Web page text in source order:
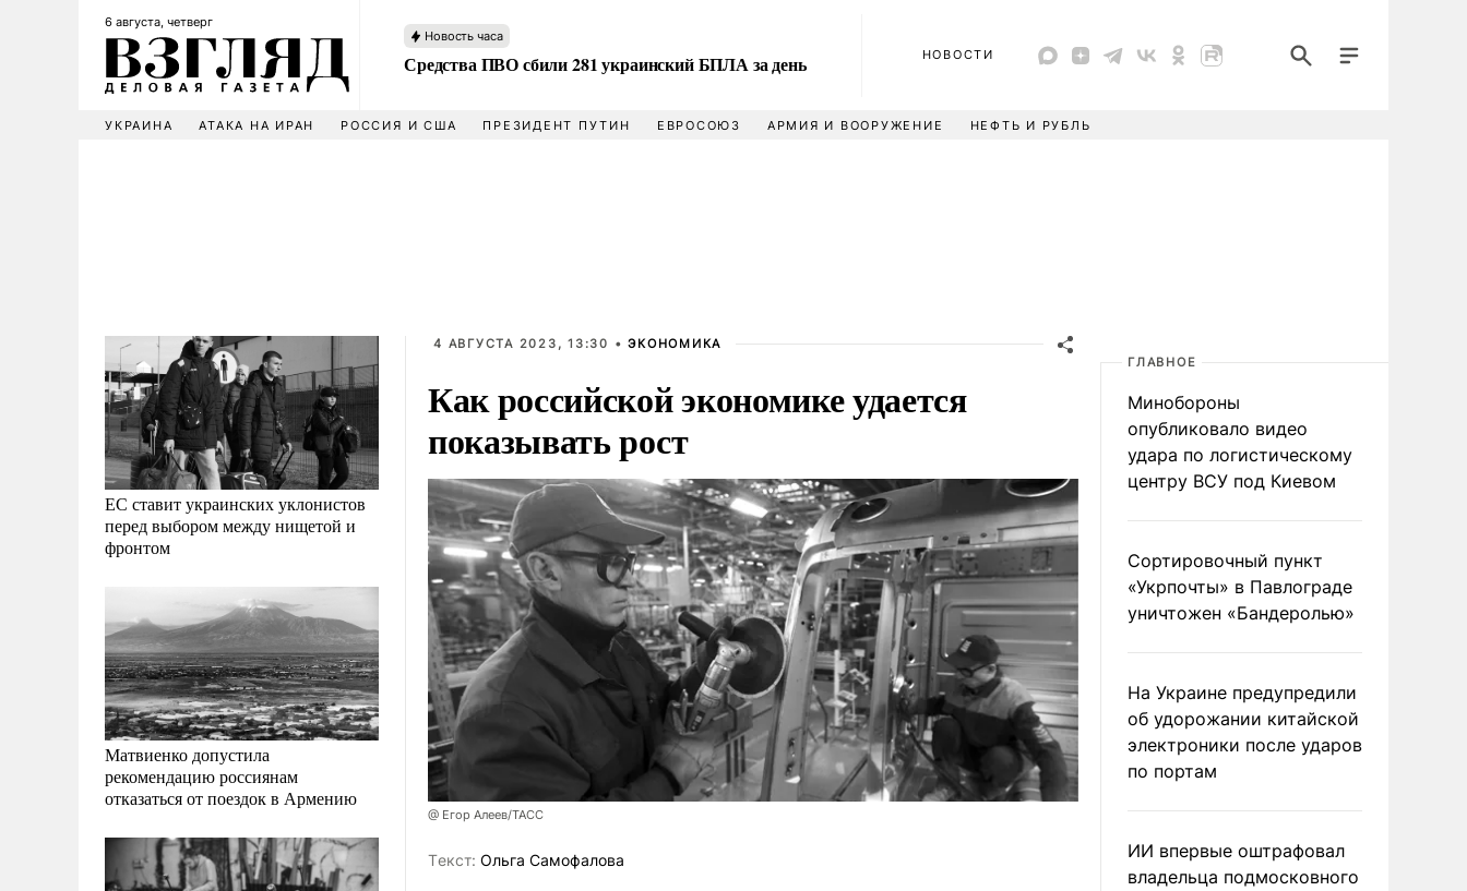
6 августа, четверг
Новость часа
Средства ПВО сбили 281 украинский БПЛА за день НОВОСТИ
УКРАИНА АТАКА НА ИРАН РОССИЯ И США ПРЕЗИДЕНТ ПУТИН ЕВРОСОЮЗ АРМИЯ И ВООРУЖЕНИЕ НЕФТЬ И РУБЛЬ
ЕС ставит украинских уклонистов
перед выбором между нищетой и
фронтом
Матвиенко допустила
рекомендацию россиянам
отказаться от поездок в Армению
4 АВГУСТА 2023, 13:30 •ЭКОНОМИКА
Как российской экономике удается
показывать рост
@ Егор Алеев/ТАСС
Tекст: Ольга Самофалова
ГЛАВНОЕ
Минобороны
опубликовало видео
удара по логистическому
центру ВСУ под Киевом
Сортировочный пункт
«Укрпочты» в Павлограде
уничтожен «Бандеролью»
На Украине предупредили
об удорожании китайской
электроники после ударов
по портам
ИИ впервые оштрафовал
владельца подмосковного